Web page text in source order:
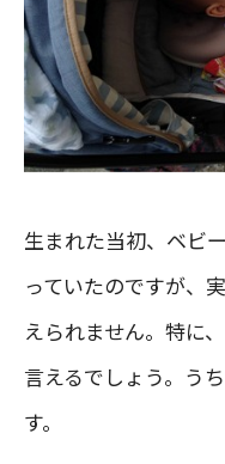
生まれた当初、ベビ
っていたのですが、
えられません。特に
言えるでしょう。う
す。